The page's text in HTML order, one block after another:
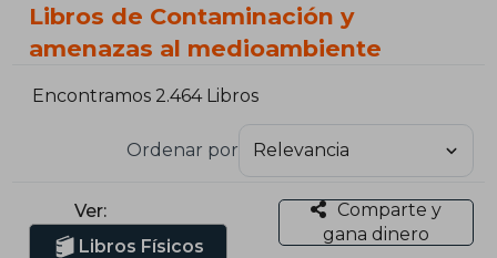
Libros de Contaminación y
amenazas al medioambiente
Encontramos 2.464 Libros
Ordenar por
Ver:
Libros Físicos
Comparte y
gana dinero